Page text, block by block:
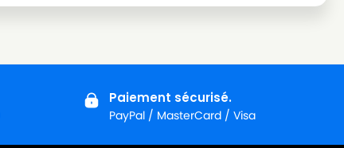
Paiement sécurisé.
PayPal / MasterCard / Visa